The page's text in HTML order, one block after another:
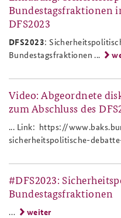
Bundestagsfraktionen
DFS2023
DFS2023:
Bundestagsfraktionen ...
Video: Abgeordnete
zum Abschluss des
... Link: https://
sicherheitspolitische-
#DFS2023:
Bundestagsfraktionen
… weiter